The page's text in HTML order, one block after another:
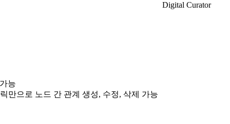
Digital Curator
능
만으로 노드 간 관계 생성, 수정, 삭제 가능